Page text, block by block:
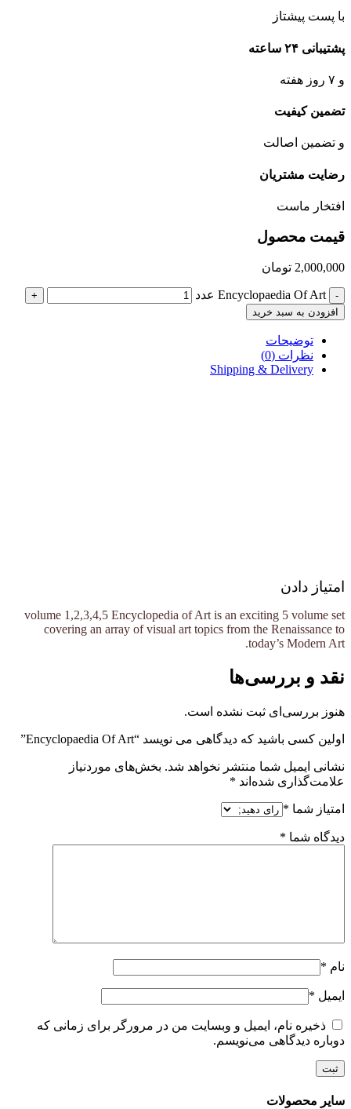
با پست پیشتاز
پشتیبانی ۲۴ ساعته
و ۷ روز هفته
تضمین کیفیت
و تضمین اصالت
رضایت مشتریان
افتخار ماست
قیمت محصول
2,000,000 تومان
- Encyclopaedia Of Art عدد
+
افزودن به سبد خرید
توضیحات
نظرات (0)
Shipping & Delivery
امتیاز دادن
volume 1,2,3,4,5 Encyclopedia of Art is an exciting 5 volume set
covering an array of visual art topics from the Renaissance to
today’s Modern Art.
نقد و بررسی‌ها
هنوز بررسی‌ای ثبت نشده است.
اولین کسی باشید که دیدگاهی می نویسد “Encyclopaedia Of Art”
نشانی ایمیل شما منتشر نخواهد شد. بخش‌های موردنیاز
علامت‌گذاری شده‌اند *
امتیاز شما *
دیدگاه شما *
نام *
ایمیل *
ذخیره نام، ایمیل و وبسایت من در مرورگر برای زمانی که
دوباره دیدگاهی می‌نویسم.
سایر محصولات